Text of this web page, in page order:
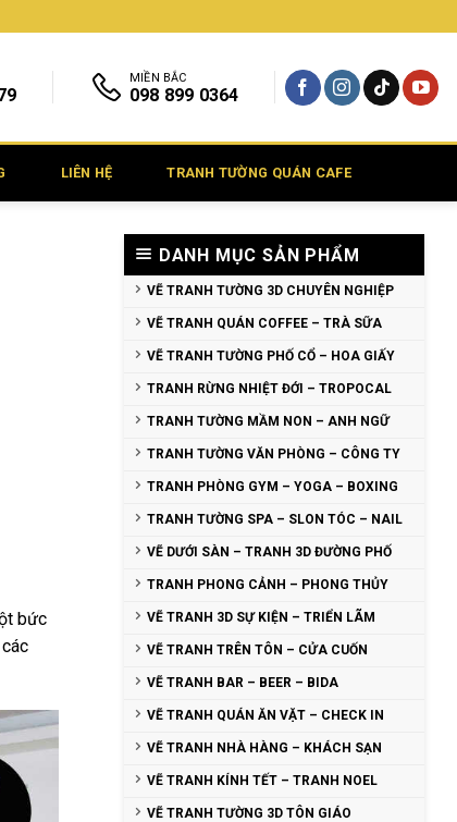
MIỀN BẮC
098 899 0364
LIÊN HỆ TRANH TƯỜNG QUÁN CAFE
bức
DANH MỤC SẢN PHẨM
VẼ TRANH TƯỜNG 3D CHUYÊN NGHIỆP
VẼ TRANH QUÁN COFFEE – TRÀ SỮA
VẼ TRANH TƯỜNG PHỐ CỔ – HOA GIẤY
TRANH RỪNG NHIỆT ĐỚI – TROPOCAL
TRANH TƯỜNG MẦM NON – ANH NGỮ
TRANH TƯỜNG VĂN PHÒNG – CÔNG TY
TRANH PHÒNG GYM – YOGA – BOXING
TRANH TƯỜNG SPA – SLON TÓC – NAIL
VẼ DƯỚI SÀN – TRANH 3D ĐƯỜNG PHỐ
TRANH PHONG CẢNH – PHONG THỦY
VẼ TRANH 3D SỰ KIỆN – TRIỂN LÃM
VẼ TRANH TRÊN TÔN – CỬA CUỐN
VẼ TRANH BAR – BEER – BIDA
VẼ TRANH QUÁN ĂN VẶT – CHECK IN
VẼ TRANH NHÀ HÀNG – KHÁCH SẠN
VẼ TRANH KÍNH TẾT – TRANH NOEL
VẼ TRANH TƯỜNG 3D TÔN GIÁO